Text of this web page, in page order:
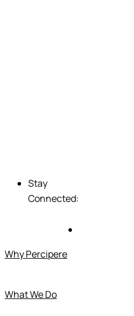
Stay
Connected:
Why Percipere
What We Do